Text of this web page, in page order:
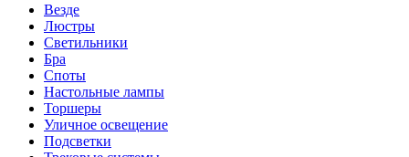
Везде
Люстры
Светильники
Бра
Споты
Настольные лампы
Торшеры
Уличное освещение
Подсветки